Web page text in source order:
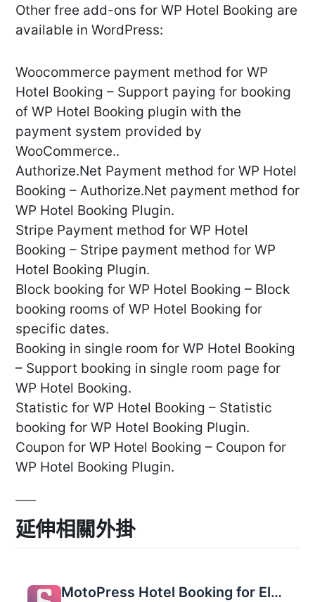
Other free add-ons for WP Hotel Booking are
available in WordPress:
Woocommerce payment method for WP
Hotel Booking – Support paying for booking
of WP Hotel Booking plugin with the
payment system provided by
WooCommerce..
Authorize.Net Payment method for WP Hotel
Booking – Authorize.Net payment method for
WP Hotel Booking Plugin.
Stripe Payment method for WP Hotel
Booking – Stripe payment method for WP
Hotel Booking Plugin.
Block booking for WP Hotel Booking – Block
booking rooms of WP Hotel Booking for
specific dates.
Booking in single room for WP Hotel Booking
– Support booking in single room page for
WP Hotel Booking.
Statistic for WP Hotel Booking – Statistic
booking for WP Hotel Booking Plugin.
Coupon for WP Hotel Booking – Coupon for
WP Hotel Booking Plugin.
延伸相關外掛
MotoPress Hotel Booking for Elementor